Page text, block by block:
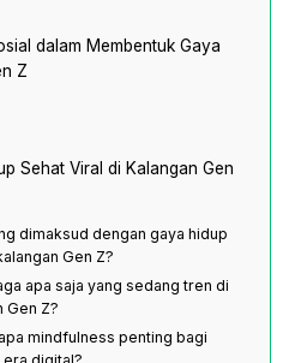
dalam Membentuk Gaya
Z
Sehat Viral di Kalangan Gen
dimaksud dengan gaya hidup
Gen Z?
apa saja yang sedang tren di
Gen Z?
mindfulness penting bagi